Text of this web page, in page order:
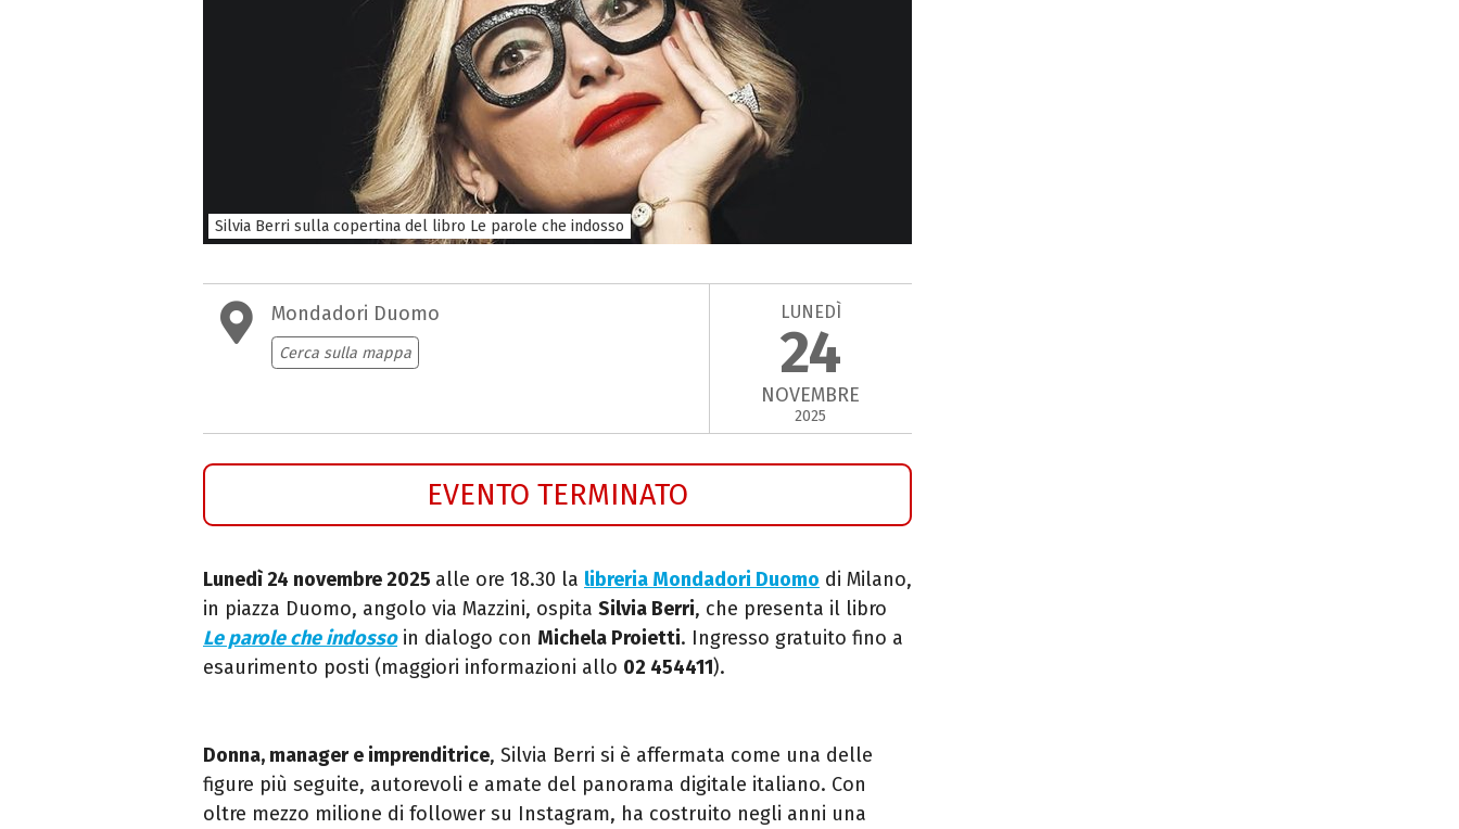
Silvia Berri sulla copertina del libro Le parole che indosso
Mondadori Duomo
Cerca sulla mappa
LUNEDÌ
24
NOVEMBRE
2025
EVENTO TERMINATO
Lunedì 24 novembre 2025 alle ore 18.30 la libreria Mondadori Duomo di Milano,
in piazza Duomo, angolo via Mazzini, ospita Silvia Berri, che presenta il libro
Le parole che indossoin dialogo con Michela Proietti. Ingresso gratuito fino a
esaurimento posti (maggiori informazioni allo 02 454411).
Donna, manager e imprenditrice, Silvia Berri si è affermata come una delle
figure più seguite, autorevoli e amate del panorama digitale italiano. Con
oltre mezzo milione di follower su Instagram, ha costruito negli anni una